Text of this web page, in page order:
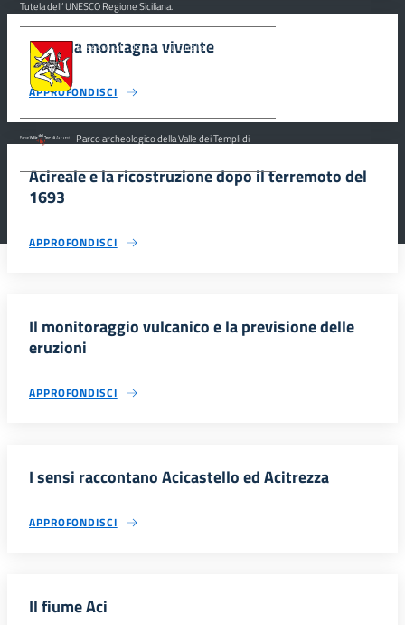
Etna, la montagna vivente
APPROFONDISCI
Acireale e la ricostruzione dopo il terremoto del
1693
APPROFONDISCI
Il monitoraggio vulcanico e la previsione delle
eruzioni
APPROFONDISCI
I sensi raccontano Acicastello ed Acitrezza
APPROFONDISCI
Il fiume Aci
Tutela dell’ UNESCO Regione Siciliana.
Assessorato dei Beni Culturali e dell’Identità
Siciliana, Dipartimento dei Beni Culturali e
Parco archeologico della Valle dei Templi di